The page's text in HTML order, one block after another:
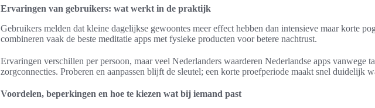
Ervaringen van gebruikers: wat werkt in de praktijk
Gebruikers melden dat kleine dagelijkse gewoontes meer effect hebben dan intensieve maar korte
combineren vaak de beste meditatie apps met fysieke producten voor betere nachtrust.
Ervaringen verschillen per persoon, maar veel Nederlanders waarderen Nederlandse apps vanwege
zorgconnecties. Proberen en aanpassen blijft de sleutel; een korte proefperiode maakt snel duidelijk
Voordelen, beperkingen en hoe te kiezen wat bij iemand past